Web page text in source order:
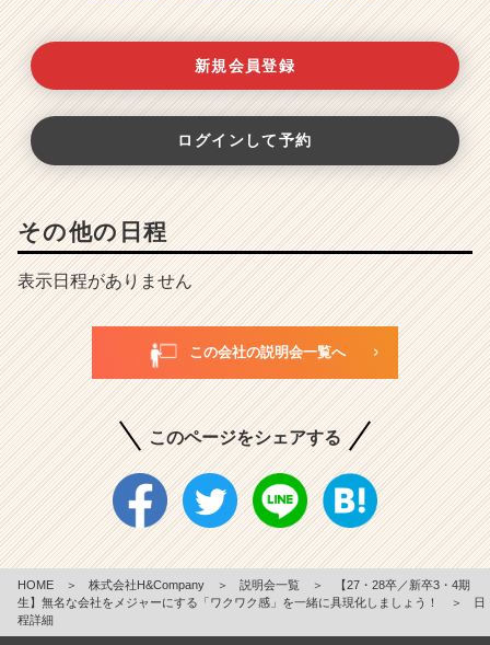
新規会員登録
ログインして予約
その他の日程
表示日程がありません
この会社の説明会一覧へ
このページをシェアする
HOME ＞ 株式会社H&Company ＞ 説明会一覧 ＞
【27・28卒／新卒3・4期
生】無名な会社をメジャーにする「ワクワク感」を一緒に具現化しましょう！
＞
日
程詳細